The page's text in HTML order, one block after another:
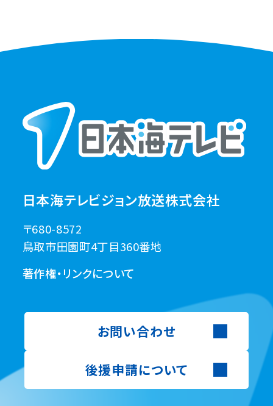
日本海テレビジョン放送株式会社
〒680-8572
鳥取市田園町4丁目360番地
著作権・リンクについて
お問い合わせ
後援申請について